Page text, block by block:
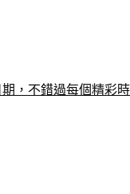
，不錯過每個精彩時